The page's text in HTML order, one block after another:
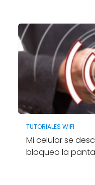
TUTORIALES WIFI
Mi celular se
bloqueo la